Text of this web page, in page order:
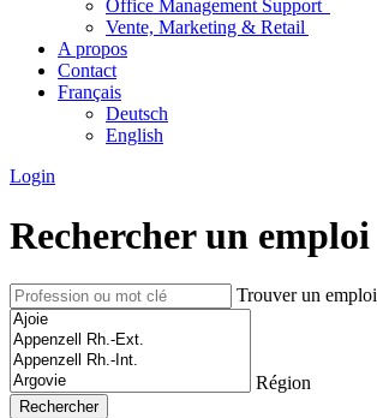
Office Management Support
Vente, Marketing & Retail
A propos
Contact
Français
Deutsch
English
Login
Rechercher un emploi
Trouver un emploi
Région